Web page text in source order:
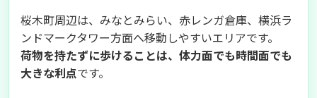
桜木町周辺は、みなとみらい、赤レンガ倉庫、横浜ラ
ンドマークタワー方面へ移動しやすいエリアです。
荷物を持たずに歩けることは、体力面でも時間面でも
大きな利点です。